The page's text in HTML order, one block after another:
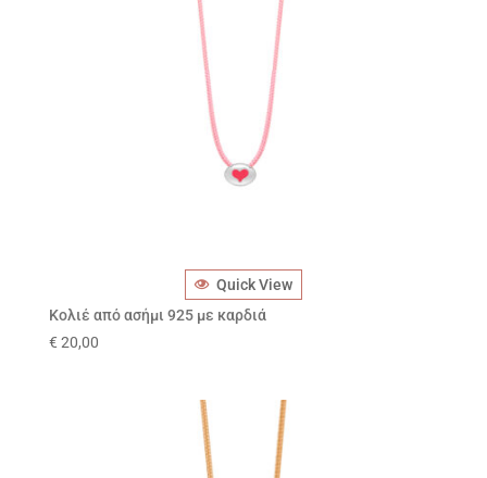
Quick View
Κολιέ από ασήμι 925 με καρδιά
€ 20,00